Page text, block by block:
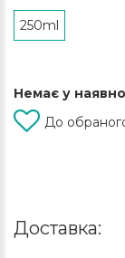
250ml
Немає у
До
Доставка: